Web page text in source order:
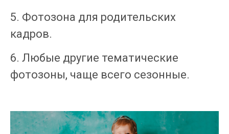
5. Фотозона для родительских
кадров.
6. Любые другие тематические
фотозоны, чаще всего сезонные.